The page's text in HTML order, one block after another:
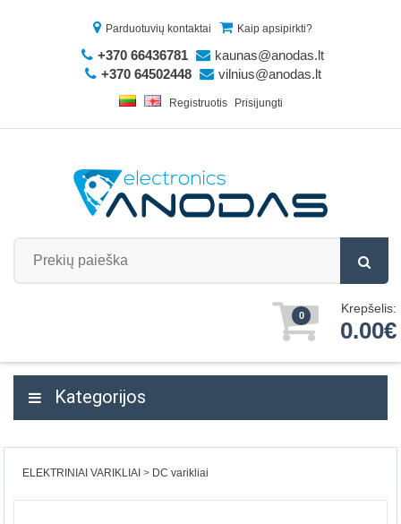
Parduotuvių kontaktai Kaip apsipirkti?
+370 66436781
kaunas@anodas.lt
+370 64502448
vilnius@anodas.lt
Registruotis Prisijungti
0 Krepšelis:
0.00€
Kategorijos
ELEKTRINIAI VARIKLIAI DC varikliai